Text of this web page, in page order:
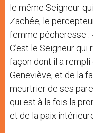
le même Seigneur
Zachée, le
femme pécheresse :
C’est le Seigneur
façon dont il a
Geneviève, et de la
meurtrier de ses
qui est à la fois la
et de la paix